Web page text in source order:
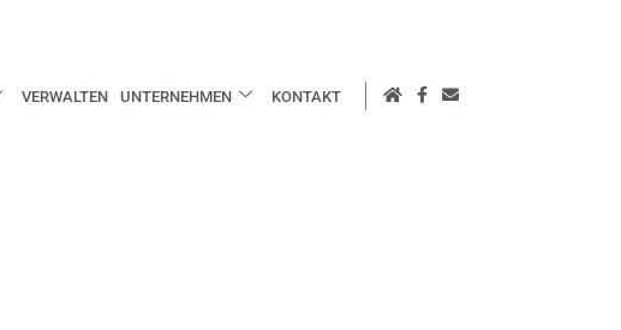
VERWALTEN UNTERNEHMEN KONTAKT